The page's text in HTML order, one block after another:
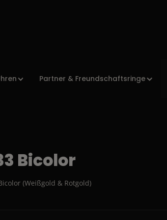
Partner & Freundschaftsringe
Bicolor
(Weißgold & Rotgold)